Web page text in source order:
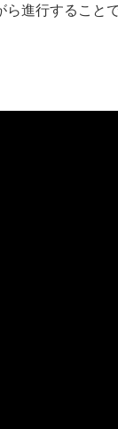
進行すること